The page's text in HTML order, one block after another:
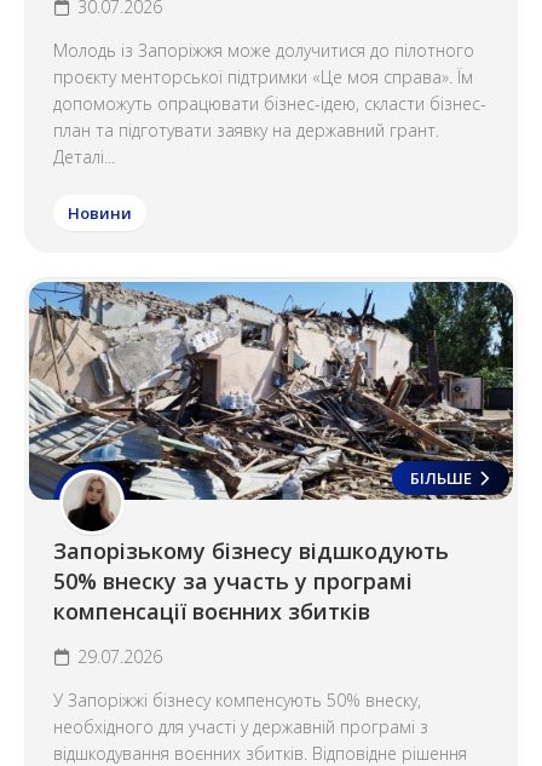
30.07.2026
Молодь із Запоріжжя може долучитися до пілотного
проєкту менторської підтримки «Це моя справа». Їм
допоможуть опрацювати бізнес-ідею, скласти бізнес-
план та підготувати заявку на державний грант.
Деталі...
Новини
БІЛЬШЕ
Запорізькому бізнесу відшкодують
50% внеску за участь у програмі
компенсації воєнних збитків
29.07.2026
У Запоріжжі бізнесу компенсують 50% внеску,
необхідного для участі у державній програмі з
відшкодування воєнних збитків. Відповідне рішення